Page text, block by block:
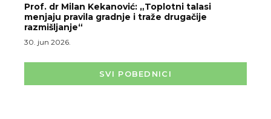
Prof. dr Milan Kekanović: „Toplotni talasi
menjaju pravila gradnje i traže drugačije
razmišljanje“
30. jun 2026.
SVI POBEDNICI